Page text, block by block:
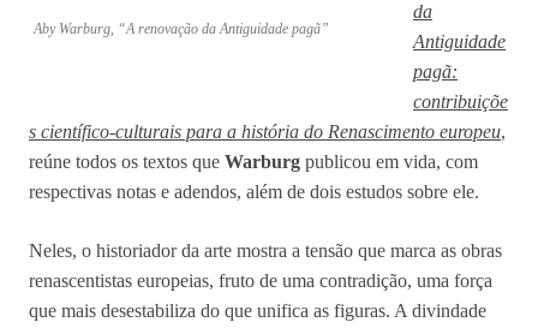
Aby Warburg, “A renovação da Antiguidade pagã”
da
Antiguidade
pagã:
contribuiçõe
s científico-culturais para a história do Renascimento europeu,
reúne todos os textos que Warburg publicou em vida, com
respectivas notas e adendos, além de dois estudos sobre ele.
Neles, o historiador da arte mostra a tensão que marca as obras
renascentistas europeias, fruto de uma contradição, uma força
que mais desestabiliza do que unifica as figuras. A divindade